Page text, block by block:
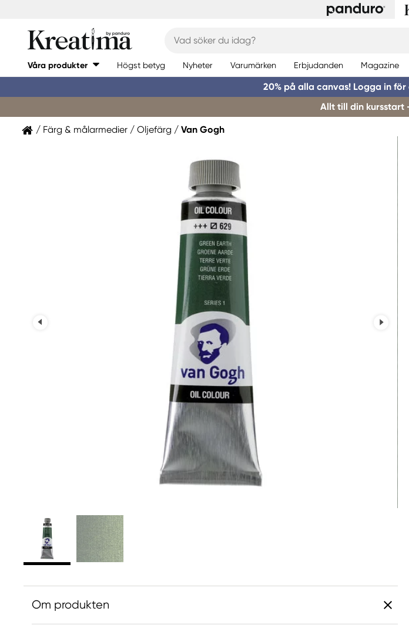
Våra produkter Högst betyg Nyheter Varumärken Erbjudanden Magazine
20% på alla canvas! Logga in
Allt till din kursstart
Färg & målarmedier Oljefärg Van Gogh
Om produkten